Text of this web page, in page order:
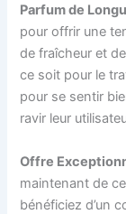
Parfum de
pour offrir une
de fraîcheur et
ce soit pour le
pour se sentir
ravir leur
Offre
maintenant de
bénéficiez d’un